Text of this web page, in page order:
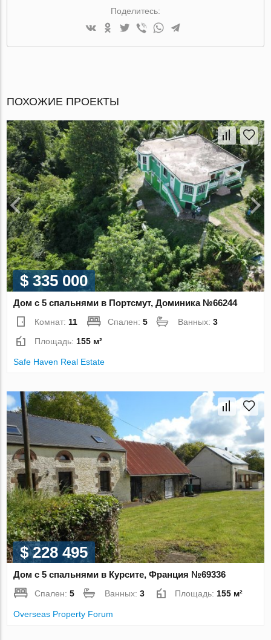
Поделитесь:
ПОХОЖИЕ ПРОЕКТЫ
$ 335 000
Дом с 5 спальнями в Портсмут, Доминика №66244
Комнат:11 Спален:5 Ванных:3
Площадь:155 м²
Safe Haven Real Estate
$ 228 495
Дом с 5 спальнями в Курсите, Франция №69336
Спален:5 Ванных:3 Площадь: 155 м²
Overseas Property Forum